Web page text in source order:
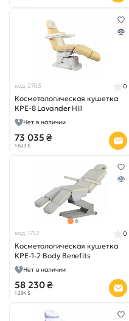
код 2703
Косметологическая кушетка
KPE-8 Lavander Hill
0
Нет в наличии
73 035 ₴
1 623 $
код 1752
Косметологическая кушетка
KPE-1-2 Body Benefits
0
Нет в наличии
58 230 ₴
1 294 $